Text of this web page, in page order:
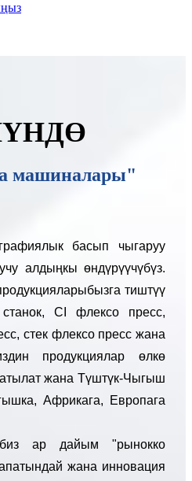
машиналары"
басып чыгаруу
алдыңкы өндүрүүчүбүз.
тиштүү
CI флексо пресс,
стек флексо пресс жана
продукциялар өлкө
жана Түштүк-Чыгыш
Африкага, Европага
ар дайым "рынокко
жана инновация